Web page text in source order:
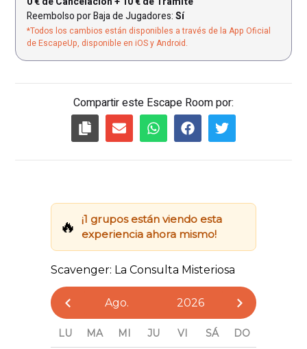
Reembolso por Baja de Jugadores: Sí
*Todos los cambios están disponibles a través de la App Oficial
de EscapeUp, disponible en iOS y Android.
Compartir este Escape Room por: